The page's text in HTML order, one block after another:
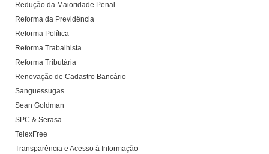
Redução da Maioridade Penal
Reforma da Previdência
Reforma Política
Reforma Trabalhista
Reforma Tributária
Renovação de Cadastro Bancário
Sanguessugas
Sean Goldman
SPC & Serasa
TelexFree
Transparência e Acesso à Informação